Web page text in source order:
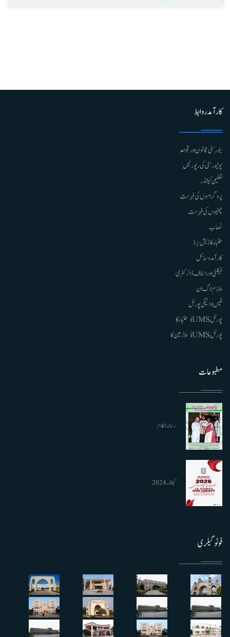
کارآمد روابط
ینورسٹی قانون اور قواعد
یونیورسٹی کی رپورٹیں
تعلیمی کیلنڈر
پروگراموں کی فہرست
چھٹیوں کی فہرست
نصاب
طلباء کا ڈیش برڈ
کارآمد وسائل
فیکلٹی اور اسٹاف ڈائرکٹری
ملازم لاگ ان
فیس ادائیگی پورٹل
پورٹل iUMS طلباء کا
پورٹل iUMS ملازمین کا
مطبوعات
رسالہ الکلام
کیلنڈر 2024
فوٹو گیلری